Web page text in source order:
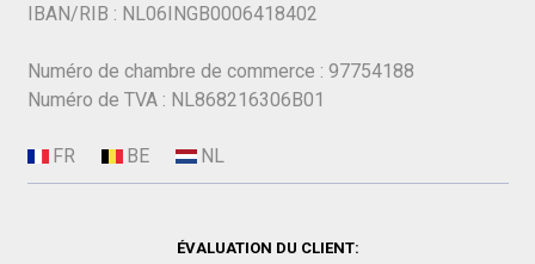
IBAN/RIB : NL06INGB0006418402
Numéro de chambre de commerce : 97754188
Numéro de TVA : NL868216306B01
ÉVALUATION DU CLIENT: